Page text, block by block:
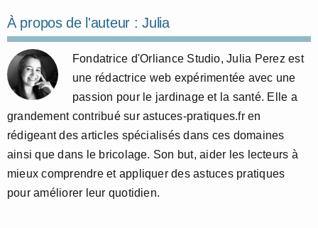
À propos de l'auteur :Julia
Fondatrice d'Orliance Studio, Julia Perez est
une rédactrice web expérimentée avec une
passion pour le jardinage et la santé. Elle a
grandement contribué sur astuces-pratiques.fr en
rédigeant des articles spécialisés dans ces domaines
ainsi que dans le bricolage. Son but, aider les lecteurs à
mieux comprendre et appliquer des astuces pratiques
pour améliorer leur quotidien.